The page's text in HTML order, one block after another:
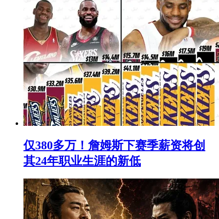
仅380多万！詹姆斯下赛季薪资将创
其24年职业生涯的新低